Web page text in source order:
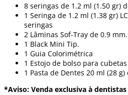
8 seringas de 1.2 ml (1.50 gr)
1 Seringa de 1.2 ml (1.38 gr)
seringas
2 Lâminas Sof-Tray de 0.9 mm.
1 Black Mini Tip.
1 Guia Colorimétrica
1 Estojo de bolso para cubetas
1 Pasta de Dentes 20 ml (28
*Aviso: Venda exclusiva à